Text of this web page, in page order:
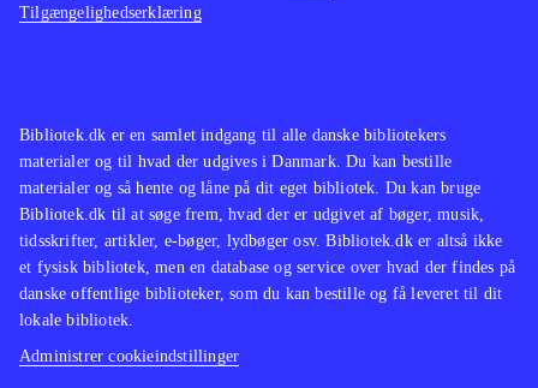
Bibliotek.dk er en samlet indgang til alle danske bibliotekers
materialer og til hvad der udgives i Danmark. Du kan bestille
materialer og så hente og låne på dit eget bibliotek. Du kan bruge
Bibliotek.dk til at søge frem, hvad der er udgivet af bøger, musik,
tidsskrifter, artikler, e-bøger, lydbøger osv. Bibliotek.dk er altså ikke
et fysisk bibliotek, men en database og service over hvad der findes på
danske offentlige biblioteker, som du kan bestille og få leveret til dit
lokale bibliotek.
Administrer cookieindstillinger
Tilgængelighedserklæring